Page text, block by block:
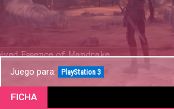
REPORTAJES
TRUCOS
Juego para: PlayStation 3
FICHA